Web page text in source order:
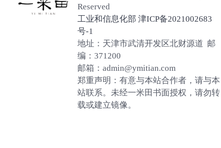
Reserved
工业和信息化部 津ICP备2021002683
号-1
地址：天津市武清开发区北财源道 邮
编：371200
邮箱：admin@ymitian.com
郑重声明：有意与本站合作者，请与本
站联系。未经一米田书面授权，请勿转
载或建立镜像。